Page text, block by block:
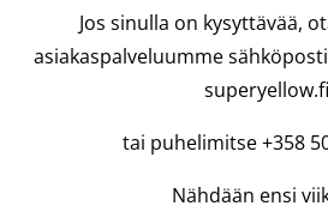
Jos sinulla on kysyttävää,
asiakaspalveluumme
tai puhelimitse +358
Nähdään ensi